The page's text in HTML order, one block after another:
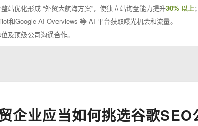
站优化形成 “外贸大航海方案”，使独立站询盘能力提升30% 以上
和Google AI Overviews 等 AI 平台获取曝光机会和流量。
及顶级公司沟通合作。
企业应当如何挑选谷歌SEO